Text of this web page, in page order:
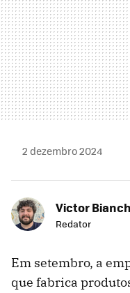
2 dezembro 2024
Victor
Redator
Em setembro, a
que fabrica